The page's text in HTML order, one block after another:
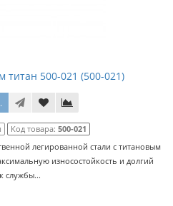
титан 500-021 (500-021)
Код товара: 500-021
легированной стали с титановым
износостойкость и долгий
службы...